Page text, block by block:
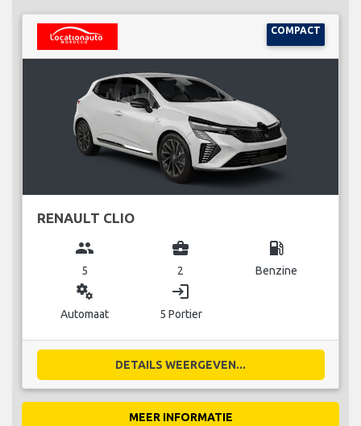
COMPACT
RENAULT CLIO
group
5
business_center
2
local_gas_station
Benzine
miscellaneous_services
Automaat
login
5 Portier
DETAILS WEERGEVEN...
MEER INFORMATIE